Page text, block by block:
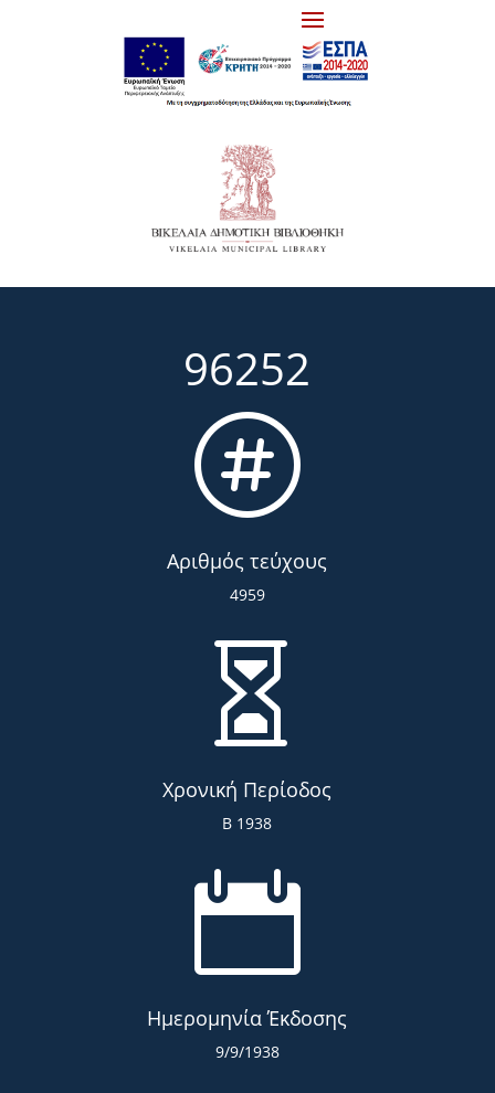
96252

Αριθμός τεύχους
4959

Χρονική Περίοδος
Β 1938

Ημερομηνία Έκδοσης
9/9/1938